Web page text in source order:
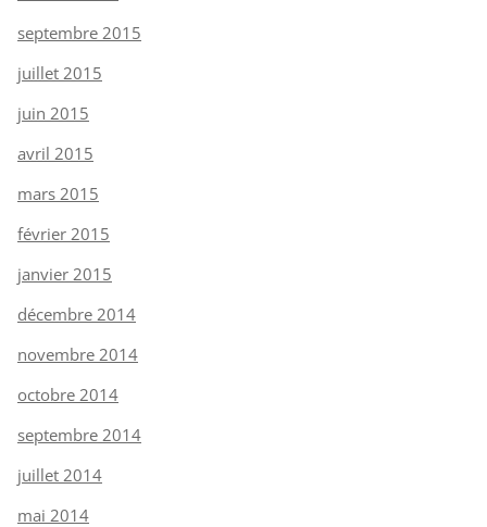
septembre 2015
juillet 2015
juin 2015
avril 2015
mars 2015
février 2015
janvier 2015
décembre 2014
novembre 2014
octobre 2014
septembre 2014
juillet 2014
mai 2014